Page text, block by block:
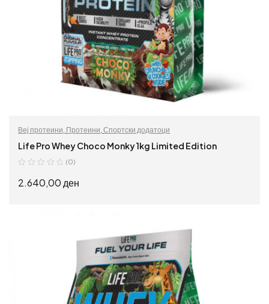
Веј протеини, Протеини, Спортски додатоци
Life Pro Whey Choco Monky 1kg Limited Edition
(0)
2.640,00 ден